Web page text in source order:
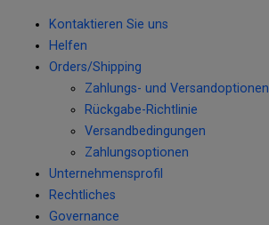
Kontaktieren Sie uns
Helfen
Orders/Shipping
Zahlungs- und Versandoptionen
Rückgabe-Richtlinie
Versandbedingungen
Zahlungsoptionen
Unternehmensprofil
Rechtliches
Governance